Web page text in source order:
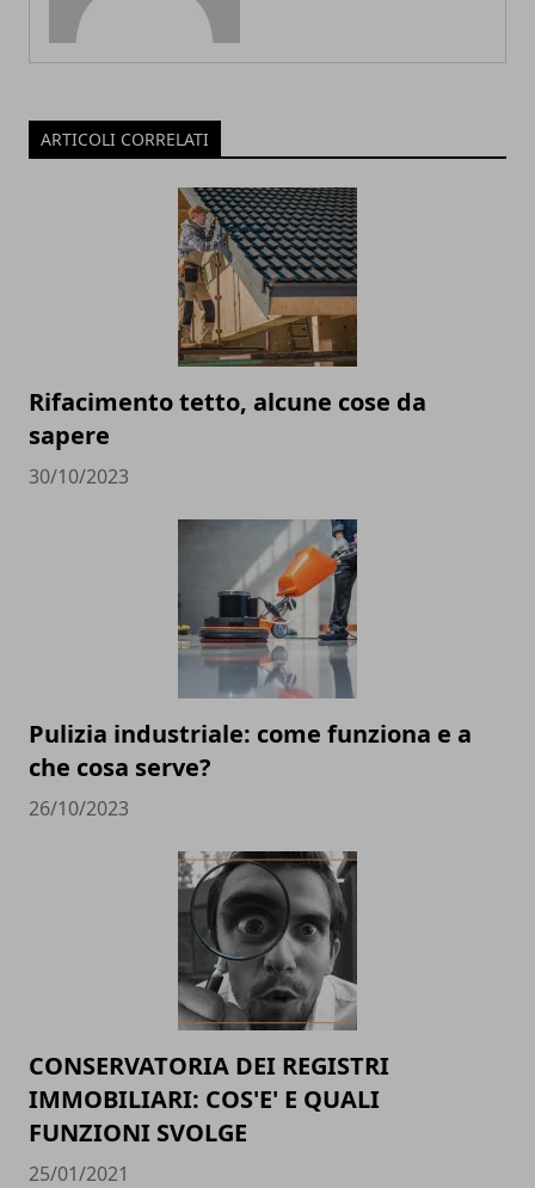
ARTICOLI CORRELATI
Rifacimento tetto, alcune cose da
sapere
30/10/2023
Pulizia industriale: come funziona e a
che cosa serve?
26/10/2023
CONSERVATORIA DEI REGISTRI
IMMOBILIARI: COS'E' E QUALI
FUNZIONI SVOLGE
25/01/2021